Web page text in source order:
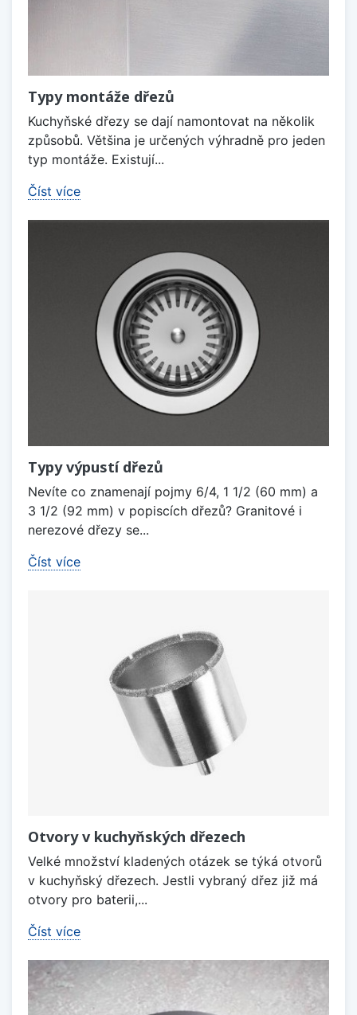
Typy montáže dřezů
Kuchyňské dřezy se dají namontovat na několik
způsobů. Většina je určených výhradně pro jeden
typ montáže. Existují...
Číst více
Typy výpustí dřezů
Nevíte co znamenají pojmy 6/4, 1 1/2 (60 mm) a
3 1/2 (92 mm) v popiscích dřezů? Granitové i
nerezové dřezy se...
Číst více
Otvory v kuchyňských dřezech
Velké množství kladených otázek se týká otvorů
v kuchyňský dřezech. Jestli vybraný dřez již má
otvory pro baterii,...
Číst více